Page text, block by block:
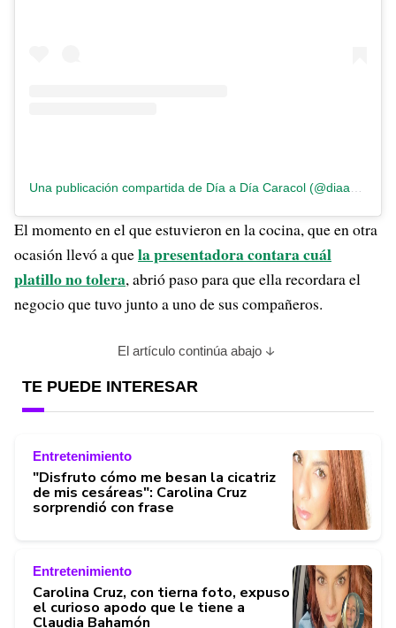
El momento en el que estuvieron en la cocina, que en otra
ocasión llevó a quela presentadora contara cuál
platillo no tolera, abrió paso para que ella recordara el
negocio que tuvo junto a uno de sus compañeros.
El artículo continúa abajo
TE PUEDE INTERESAR
Entretenimiento
"Disfruto cómo me besan la cicatriz
de mis cesáreas": Carolina Cruz
sorprendió con frase
Entretenimiento
Carolina Cruz, con tierna foto, expuso
el curioso apodo que le tiene a
Claudia Bahamón